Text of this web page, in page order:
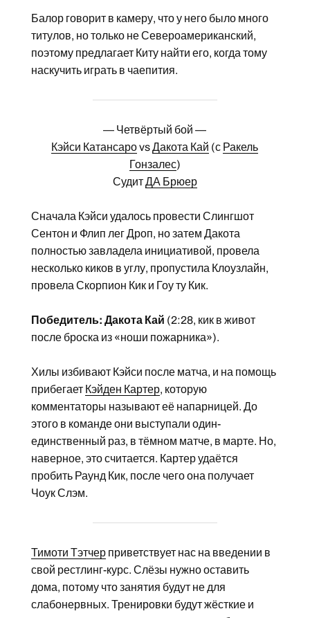
Балор говорит в камеру, что у него было много
титулов, но только не Североамериканский,
поэтому предлагает Киту найти его, когда тому
наскучить играть в чаепития.
— Четвёртый бой —
Кэйси КатансароvsДакота Кай (с Ракель
Гонзалес)
СудитДА Брюер
Сначала Кэйси удалось провести Слингшот
Сентон и Флип лег Дроп, но затем Дакота
полностью завладела инициативой, провела
несколько киков в углу, пропустила Клоузлайн,
провела Скорпион Кик и Гоу ту Кик.
Победитель: Дакота Кай (2:28, кик в живот
после броска из «ноши пожарника»).
Хилы избивают Кэйси после матча, и на помощь
прибегает Кэйден Картер, которую
комментаторы называют её напарницей. До
этого в команде они выступали один-
единственный раз, в тёмном матче, в марте. Но,
наверное, это считается. Картер удаётся
пробить Раунд Кик, после чего она получает
Чоук Слэм.
Тимоти Тэтчерприветствует нас на введении в
свой рестлинг-курс. Слёзы нужно оставить
дома, потому что занятия будут не для
слабонервных. Тренировки будут жёсткие и